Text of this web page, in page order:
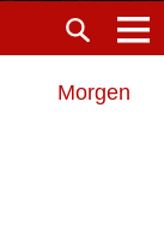
Morgen